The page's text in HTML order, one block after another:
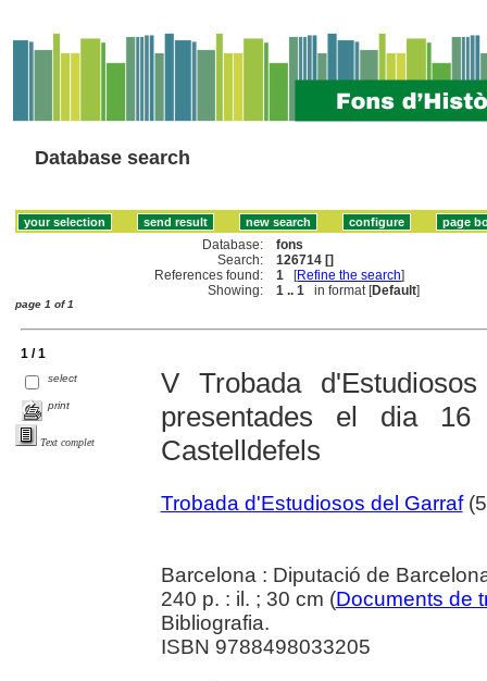
Database search
Database:
fons
Search:
126714 []
References found:
1 [Refine the search]
Showing:
1 .. 1 in format [Default]
page 1 of 1
1 / 1
select
print
Text complet
V Trobada
presentades el dia
Castelldefels
Trobada d'Estudiosos del Garraf
Barcelona : Diputació de
240 p. : il. ; 30 cm (Documents de
Bibliografia.
ISBN 9788498033205